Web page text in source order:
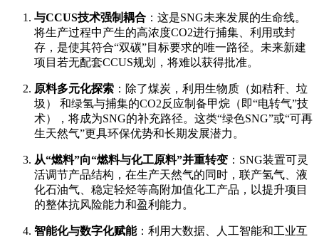
与CCUS技术强制耦合 ：这是SNG未来发展的生命线。
将生产过程中产生的高浓度CO2进行捕集、利用或封
存，是使其符合“双碳”目标要求的唯一路径。未来新建
项目若无配套CCUS规划，将难以获得批准。
原料多元化探索 ：除了煤炭，利用生物质（如秸秆、垃
圾） 和绿氢与捕集的CO2反应制备甲烷（即“电转气”技
术），将成为SNG的补充路径。这类“绿色SNG”或“可再
生天然气”更具环保优势和长期发展潜力。
从“燃料”向“燃料与化工原料”并重转变 ：SNG装置可灵
活调节产品结构，在生产天然气的同时，联产氢气、液
化石油气、稳定轻烃等高附加值化工产品，以提升项目
的整体抗风险能力和盈利能力。
智能化与数字化赋能：利用大数据、人工智能和工业互